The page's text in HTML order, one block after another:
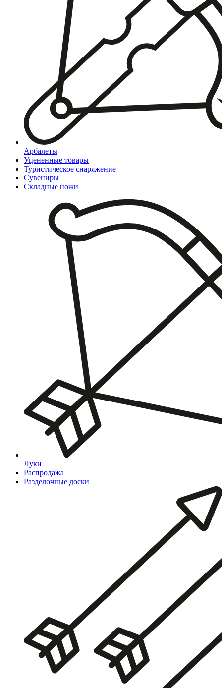
Арбалеты
Уцененные товары
Туристическое снаряжение
Сувениры
Складные ножи
Луки
Распродажа
Разделочные доски